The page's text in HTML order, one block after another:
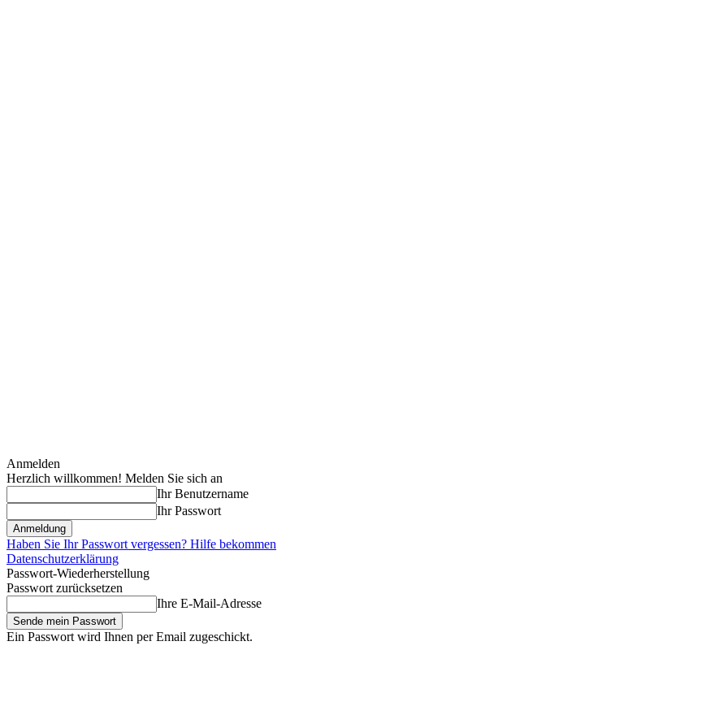
Anmelden
Herzlich willkommen! Melden Sie sich an
Ihr Benutzername
Ihr Passwort
Haben Sie Ihr Passwort vergessen? Hilfe bekommen
Datenschutzerklärung
Passwort-Wiederherstellung
Passwort zurücksetzen
Ihre E-Mail-Adresse
Ein Passwort wird Ihnen per Email zugeschickt.